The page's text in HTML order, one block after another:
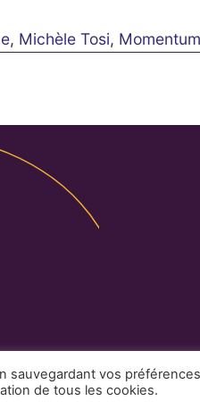
, Michèle Tosi,
Contact
sauvegardant vos
de tous les cookies.